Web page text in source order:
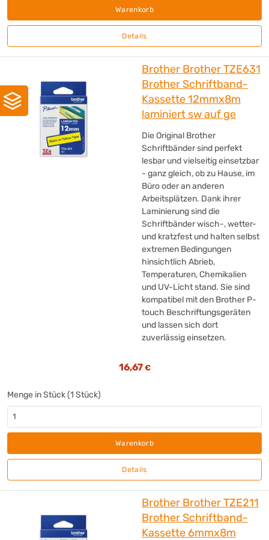
Warenkorb
Details
Brother Brother TZE631
Brother Schriftband-
Kassette 12mmx8m
laminiert sw auf ge
Die Original Brother
Schriftbänder sind perfekt
lesbar und vielseitig einsetzbar
- ganz gleich, ob zu Hause, im
Büro oder an anderen
Arbeitsplätzen. Dank ihrer
Laminierung sind die
Schriftbänder wisch-, wetter-
und kratzfest und halten selbst
extremen Bedingungen
hinsichtlich Abrieb,
Temperaturen, Chemikalien
und UV-Licht stand. Sie sind
kompatibel mit den Brother P-
touch Beschriftungsgeräten
und lassen sich dort
zuverlässig einsetzen.
16,67€
Menge in Stück (1 Stück)
Warenkorb
Details
Brother Brother TZE211
Brother Schriftband-
Kassette 6mmx8m